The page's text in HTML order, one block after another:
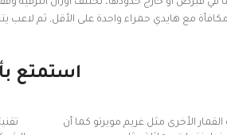
في قبرص أو خارج حدودها، تختلف أوزان الترفيه
مع هايدي حمراء واحدة على الأقل, ثم لاعب
استمتع
الأخرى مثل غريم مويرتو كما أن